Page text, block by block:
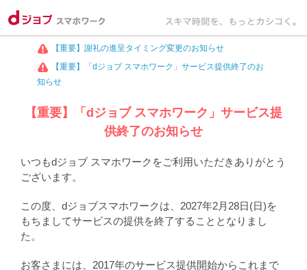
【重要】謝礼の進呈タイミング変更のお知らせ
【重要】「dジョブ スマホワーク」サービス提供終了のお
知らせ
【重要】「dジョブ スマホワーク」サービス提
供終了のお知らせ
いつもdジョブ スマホワークをご利用いただきありがとう
ございます。
この度、dジョブスマホワークは、2027年2月28日(日)を
もちましてサービスの提供を終了することとなりまし
た。
お客さまには、2017年のサービス提供開始からこれまで